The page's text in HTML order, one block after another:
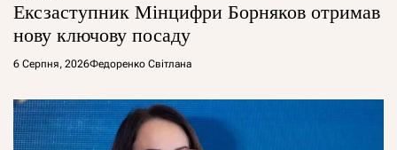
Ексзаступник Мінцифри Борняков отримав
нову ключову посаду
6 Серпня, 2026Федоренко Світлана